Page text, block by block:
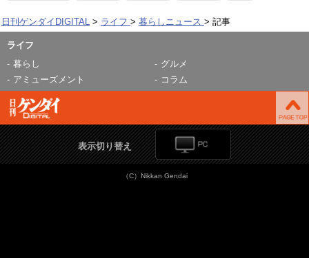
日刊ゲンダイDIGITAL ライフ 暮らしニュース 記事
ライフ
暮らし
グルメ
アミューズメント
コラム
表示切り替え
（C）Nikkan Gendai